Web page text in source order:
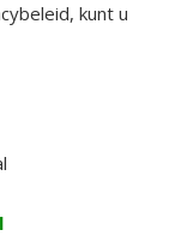
kunt u